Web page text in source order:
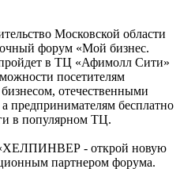
Московской области
форум «Мой бизнес.
в ТЦ «Афимолл Сити»
посетителям
отечественными
предпринимателям бесплатно
в популярном ТЦ.
- открой новую
партнером форума.